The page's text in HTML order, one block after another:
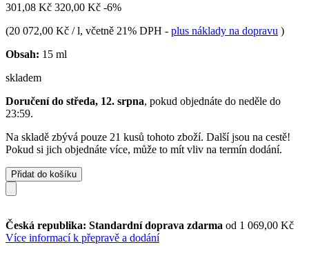
301,08 Kč 320,00 Kč -6%
(20 072,00 Kč / l, včetně 21% DPH - plus náklady na dopravu )
Obsah: 15 ml
skladem
Doručení do středa, 12. srpna, pokud objednáte do neděle do
23:59.
Na skladě zbývá pouze 21 kusů tohoto zboží. Další jsou na cestě!
Pokud si jich objednáte více, může to mít vliv na termín dodání.
Přidat do košíku
Česká republika: Standardní doprava zdarma od 1 069,00 Kč
Více informací k přepravě a dodání